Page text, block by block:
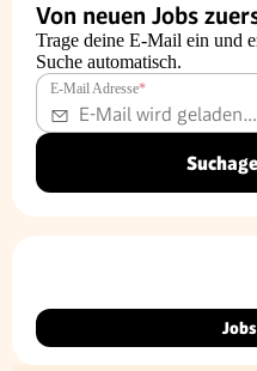
Von neuen Jobs
Trage deine E-Mail ein und
Suche automatisch.
E-Mail Adresse*